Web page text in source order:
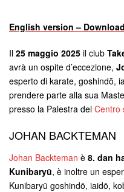
English version –
Il 25 maggio 2025 il club
avrà un ospite d’eccezione,
esperto di karate, goshindō,
prendere parte alla sua
presso la Palestra del Centro
JOHAN BACKTEMAN
Johan Backteman è 8. dan
Kunibaryū, è inoltre un
Kunibaryū goshindō, iaidō,